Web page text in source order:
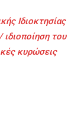
Ιδιοκτησίας
του
κυρώσεις